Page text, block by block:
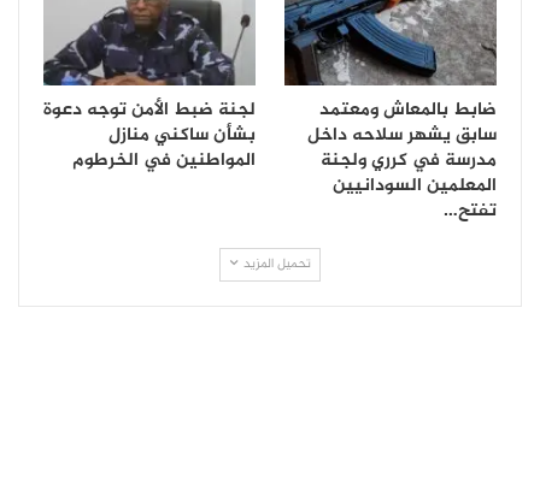
ضابط بالمعاش ومعتمد
سابق يشهر سلاحه داخل
مدرسة في كرري ولجنة
المعلمين السودانيين
تفتح…
لجنة ضبط الأمن توجه دعوة
بشأن ساكني منازل
المواطنين في الخرطوم
تحميل المزيد